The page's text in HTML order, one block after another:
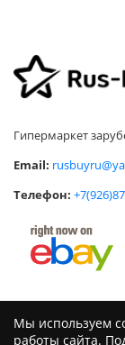
Гипермаркет
Email:
Телефон:
Мы используем
работы сайта.